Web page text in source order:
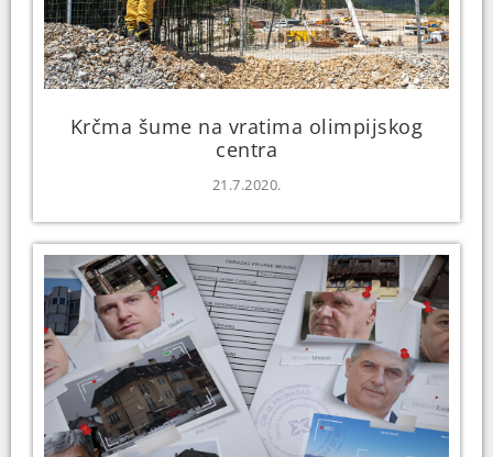
Krčma šume na vratima olimpijskog
centra
21.7.2020.